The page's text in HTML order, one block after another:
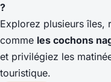
?
Explorez plusieurs îles,
comme les cochons
et privilégiez les
touristique.